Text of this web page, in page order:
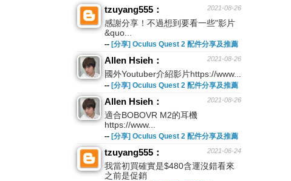
2021-08-26
tzuyang555：
感謝分享！不過想到要看一些"影片
&quo...
-- [分享] Oculus Quest 2 配件分享及推薦
2021-08-26
Allen Hsieh：
國外Youtuber介紹影片https://www...
-- [分享] Oculus Quest 2 配件分享及推薦
2021-08-26
Allen Hsieh：
適合BOBOVR M2的耳機
https://www...
-- [分享] Oculus Quest 2 配件分享及推薦
2021-06-24
tzuyang555：
我當初買確實是$480含運沒錯看來
之前是促銷